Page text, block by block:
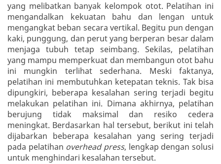
yang melibatkan banyak kelompok otot. Pelatihan ini
mengandalkan kekuatan bahu dan lengan untuk
mengangkat beban secara vertikal. Begitu pun dengan
kaki, punggung, dan perut yang berperan besar dalam
menjaga tubuh tetap seimbang. Sekilas, pelatihan
yang mampu memperkuat dan membangun otot bahu
ini mungkin terlihat sederhana. Meski faktanya,
pelatihan ini membutuhkan ketepatan teknis. Tak bisa
dipungkiri, beberapa kesalahan sering terjadi begitu
melakukan pelatihan ini. Dimana akhirnya, pelatihan
berujung tidak maksimal dan resiko cedera
meningkat. Berdasarkan hal tersebut, berikut ini telah
dijabarkan beberapa kesalahan yang sering terjadi
pada pelatihan overhead press, lengkap dengan solusi
untuk menghindari kesalahan tersebut.